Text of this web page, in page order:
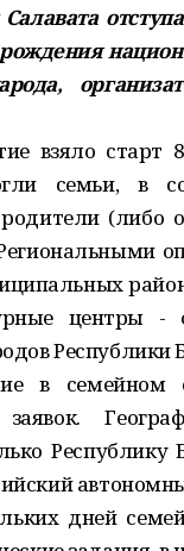
взяло старт
семьи, в
(либо
центры
Республики
в семейном
Республику
дней